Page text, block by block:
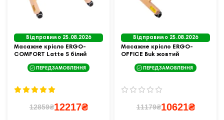
Відправимо 25.08.2026
Масажне крісло ERGO-
COMFORT Latte S білий
ПЕРЕДЗАМОВЛЕННЯ
12859₴12217₴
Відправимо 25.08.2026
Масажне крісло ERGO-
OFFICE Buk жовтий
ПЕРЕДЗАМОВЛЕННЯ
11179₴10621₴